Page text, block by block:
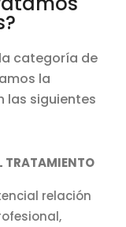
la categoría de
la
las siguientes
TRATAMIENTO
relación